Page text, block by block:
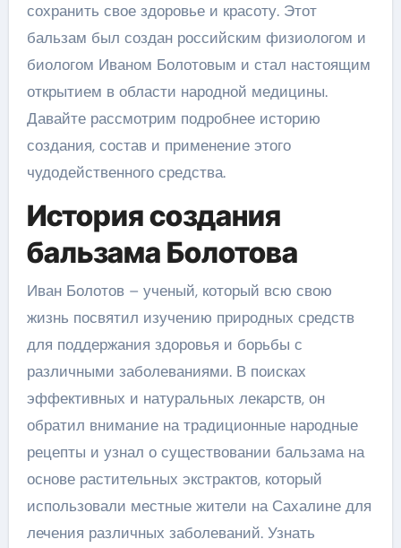
сохранить свое здоровье и красоту. Этот
бальзам был создан российским физиологом и
биологом Иваном Болотовым и стал настоящим
открытием в области народной медицины.
Давайте рассмотрим подробнее историю
создания, состав и применение этого
чудодейственного средства.
История создания
бальзама Болотова
Иван Болотов – ученый, который всю свою
жизнь посвятил изучению природных средств
для поддержания здоровья и борьбы с
различными заболеваниями. В поисках
эффективных и натуральных лекарств, он
обратил внимание на традиционные народные
рецепты и узнал о существовании бальзама на
основе растительных экстрактов, который
использовали местные жители на Сахалине для
лечения различных заболеваний. Узнать